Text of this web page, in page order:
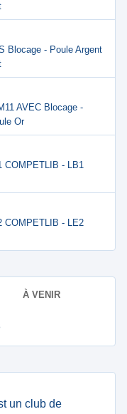
Blocage - Poule Argent
AVEC Blocage -
Or
COMPETLIB - LB1
COMPETLIB - LE2
À VENIR
un club de